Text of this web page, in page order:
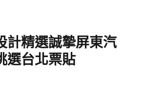
計精選誠摯屏東汽
選台北票貼